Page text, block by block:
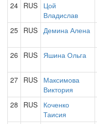
24 RUS
Цой
Владислав
25 RUS Демина Алена
26 RUS Яшина Ольга
27 RUS
Максимова
Виктория
28 RUS
Коченко
Таисия